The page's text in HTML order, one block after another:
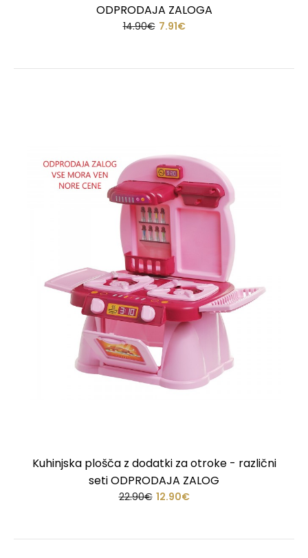
ODPRODAJA ZALOGA
14.90€ 7.91€
Kuhinjska plošča z dodatki za otroke - različni
seti ODPRODAJA ZALOG
22.90€ 12.90€